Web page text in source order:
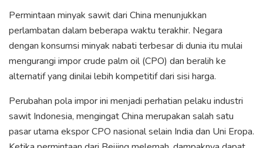
Permintaan minyak sawit dari China menunjukkan
perlambatan dalam beberapa waktu terakhir. Negara
dengan konsumsi minyak nabati terbesar di dunia itu mulai
mengurangi impor crude palm oil (CPO) dan beralih ke
alternatif yang dinilai lebih kompetitif dari sisi harga.
Perubahan pola impor ini menjadi perhatian pelaku industri
sawit Indonesia, mengingat China merupakan salah satu
pasar utama ekspor CPO nasional selain India dan Uni Eropa.